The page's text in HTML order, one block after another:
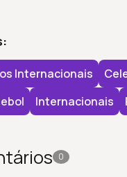
Internacionais
Internacionais
0